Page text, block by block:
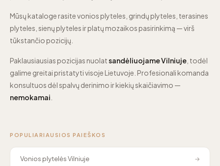
Mūsų kataloge rasite vonios plyteles, grindų plyteles, terasines
plyteles, sienų plyteles ir platų mozaikos pasirinkimą — virš
tūkstančio pozicijų.
Paklausiausias pozicijas nuolatsandėliuojame Vilniuje , todėl
galime greitai pristatyti visoje Lietuvoje. Profesionali komanda
konsultuos dėl spalvų derinimo ir kiekių skaičiavimo —
nemokamai
POPULIARIAUSIOS PAIEŠKOS
Vonios plytelės Vilniuje →